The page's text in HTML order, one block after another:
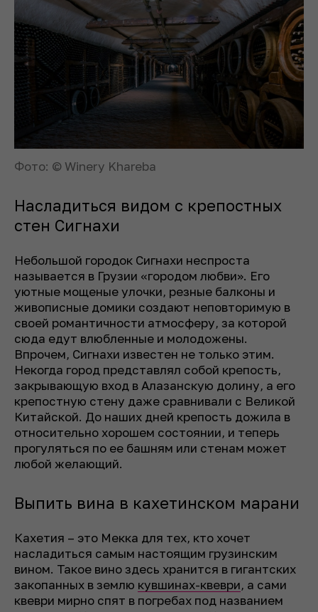
Фото: © Winery Khareba
Насладиться видом с крепостных
стен Сигнахи
Небольшой городок Сигнахи неспроста
называется в Грузии «городом любви». Его
уютные мощеные улочки, резные балконы и
живописные домики создают неповторимую в
своей романтичности атмосферу, за которой
сюда едут влюбленные и молодожены.
Впрочем, Сигнахи известен не только этим.
Некогда город представлял собой крепость,
закрывающую вход в Алазанскую долину, а его
крепостную стену даже сравнивали с Великой
Китайской. До наших дней крепость дожила в
относительно хорошем состоянии, и теперь
прогуляться по ее башням или стенам может
любой желающий.
Выпить вина в кахетинском марани
Кахетия – это Мекка для тех, кто хочет
насладиться самым настоящим грузинским
вином. Такое вино здесь хранится в гигантских
закопанных в землю кувшинах-квеври, а сами
квеври мирно спят в погребах под названием